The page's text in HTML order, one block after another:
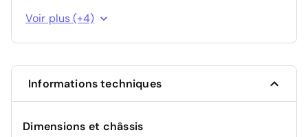
Pneumatiques : pneus taux restant avg goodyear
efficient grip 2 215/60 r17 96h 5.9mm
Pneumatiques : pneus taux restant ard goodyear
Défauts : micro éclats capot
Pneumatiques : pneus taux restant avd goodyear
Voir plus (+4)
Informations techniques
Dimensions et châssis